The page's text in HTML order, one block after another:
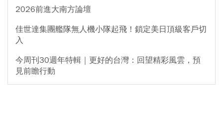
2026前進大南方論壇
佳世達集團艦隊無人機小隊起飛！鎖定美日頂級客戶切
入
今周刊30週年特輯｜更好的台灣：回望精彩風雲，預
見前瞻行動